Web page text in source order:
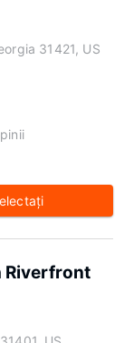
31421, US
Riverfront